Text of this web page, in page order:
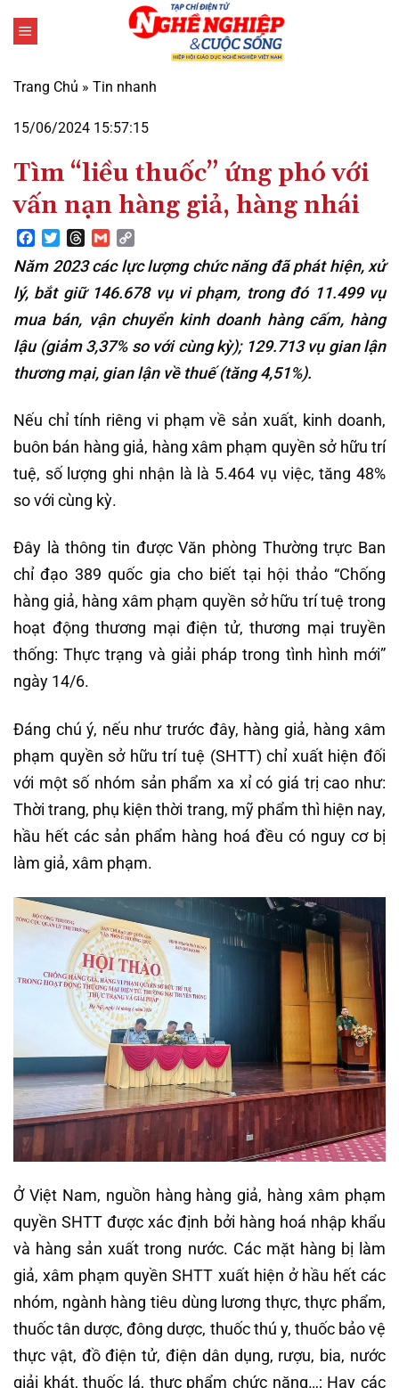
qua
dung
Trang Chủ » Tin nhanh
15/06/2024 15:57:15
Tìm “liều thuốc” ứng phó với
vấn nạn hàng giả, hàng nhái
Facebook
TwitterThreads
Gmail
Link
Năm 2023 các lực lượng chức năng đã phát hiện, xử
lý, bắt giữ 146.678 vụ vi phạm, trong đó 11.499 vụ
mua bán, vận chuyển kinh doanh hàng cấm, hàng
lậu (giảm 3,37% so với cùng kỳ); 129.713 vụ gian lận
thương mại, gian lận về thuế (tăng 4,51%).
Nếu chỉ tính riêng vi phạm về sản xuất, kinh doanh,
buôn bán hàng giả, hàng xâm phạm quyền sở hữu trí
tuệ, số lượng ghi nhận là là 5.464 vụ việc, tăng 48%
so với cùng kỳ.
Đây là thông tin được Văn phòng Thường trực Ban
chỉ đạo 389 quốc gia cho biết tại hội thảo “Chống
hàng giả, hàng xâm phạm quyền sở hữu trí tuệ trong
hoạt động thương mại điện tử, thương mại truyền
thống: Thực trạng và giải pháp trong tình hình mới”
ngày 14/6.
Đáng chú ý, nếu như trước đây, hàng giả, hàng xâm
phạm quyền sở hữu trí tuệ (SHTT) chỉ xuất hiện đối
với một số nhóm sản phẩm xa xỉ có giá trị cao như:
Thời trang, phụ kiện thời trang, mỹ phẩm thì hiện nay,
hầu hết các sản phẩm hàng hoá đều có nguy cơ bị
làm giả, xâm phạm.
Ở Việt Nam, nguồn hàng hàng giả, hàng xâm phạm
quyền SHTT được xác định bởi hàng hoá nhập khẩu
và hàng sản xuất trong nước. Các mặt hàng bị làm
giả, xâm phạm quyền SHTT xuất hiện ở hầu hết các
nhóm, ngành hàng tiêu dùng lương thực, thực phẩm,
thuốc tân dược, đông dược, thuốc thú y, thuốc bảo vệ
thực vật, đồ điện tử, điện dân dụng, rượu, bia, nước
giải khát, thuốc lá, thực phẩm chức năng…; Hay các